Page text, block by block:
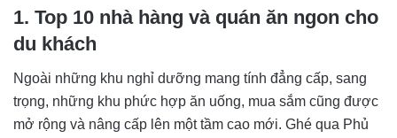
1. Top 10 nhà hàng và quán ăn ngon cho
du khách
Ngoài những khu nghỉ dưỡng mang tính đẳng cấp, sang
trọng, những khu phức hợp ăn uống, mua sắm cũng được
mở rộng và nâng cấp lên một tầm cao mới. Ghé qua Phủ